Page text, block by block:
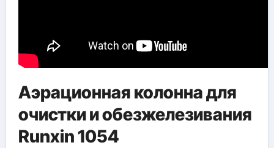
Аэрационная колонна для
очистки и обезжелезивания
Runxin 1054